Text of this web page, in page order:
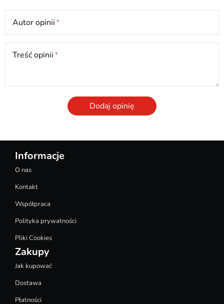
Autor opinii
Treść opinii
Dodaj opinię
Informacje
O nas
Kontakt
Współpraca
Polityka prywatności
Pliki Cookies
Zakupy
Jak kupować
Dostawa
Płatności